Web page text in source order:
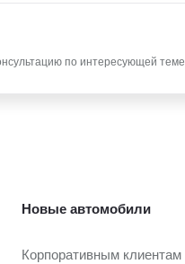
по интересующей теме
Новые автомобили
Корпоративным клиентам